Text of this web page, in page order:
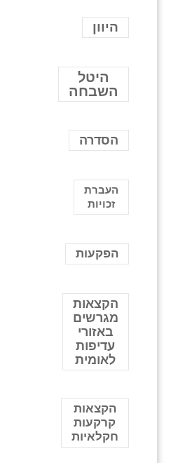
היוון
היטל
השבחה
הסדרה
העברת
זכויות
הפקעות
הקצאות
מגרשים
באזורי
עדיפות
לאומית
הקצאות
קרקעות
חקלאיות